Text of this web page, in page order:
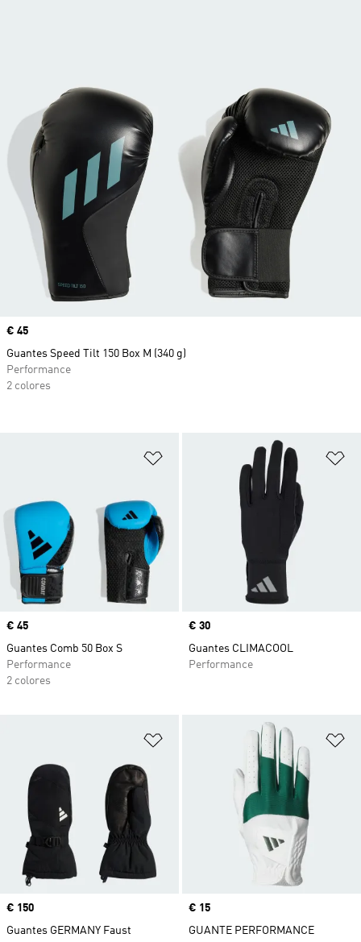
Añadir a la lista de deseos
Precio
€ 45
Guantes Comb 50 Box S
Performance
2 colores
Precio
€ 30
Guantes CLIMACOOL
Performance
Añadir a la lista de deseos
Precio
€ 150
Guantes GERMANY Faust
Precio
€ 15
GUANTE PERFORMANCE
Precio
€ 45
Guantes Speed Tilt 150 Box M (340 g)
Performance
2 colores